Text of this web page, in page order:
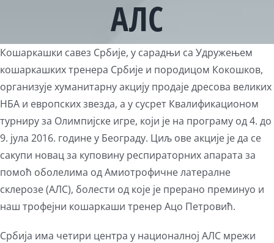
АЛС
View
Larger
Image
Кошаркашки савез Србије, у сарадњи са Удружењем
кошаркашких тренера Србије и породицом Кокошков,
организује хуманитарну акцију продаје дресова великих
НБА и европских звезда, а у сусрет Квалификационом
турниру за Олимпијске игре, који је на програму од 4. до
9. јула 2016. године у Београду. Циљ ове акције је да се
сакупи новац за куповину респираторних апарата за
помоћ оболелима од Амиотрофичне латералне
склерозе (АЛС), болести од које је прерано преминуо и
наш трофејни кошаркаши тренер Ацо Петровић.
Србија има четири центра у националној АЛС мрежи